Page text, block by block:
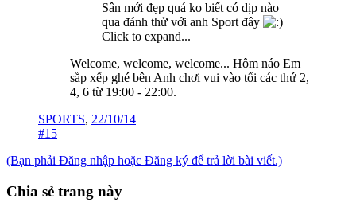
Sân mới đẹp quá ko biết có dịp nào
qua đánh thử với anh Sport đây
Click to expand...
Welcome, welcome, welcome... Hôm náo Em
sắp xếp ghé bên Anh chơi vui vào tối các thứ 2,
4, 6 từ 19:00 - 22:00.
SPORTS, 22/10/14
#15
(Bạn phải Đăng nhập hoặc Đăng ký để trả lời bài viết.)
Chia sẻ trang này